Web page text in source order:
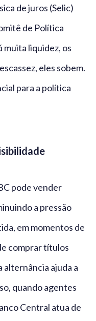
de juros (Selic)
de Política
muita liquidez, os
eles sobem.
para a política
pode vender
a pressão
em momentos de
comprar títulos
alternância ajuda a
quando agentes
Central atua de